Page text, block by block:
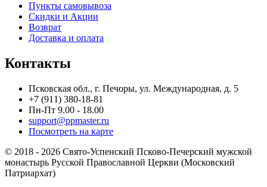
Пункты самовывоза
Скидки и Акции
Возврат
Доставка и оплата
Контакты
Псковская обл., г. Печоры, ул. Международная, д. 5
+7 (911) 380-18-81
Пн-Пт 9.00 - 18.00
support@ppmaster.ru
Посмотреть на карте
© 2018 - 2026 Свято-Успенский Псково-Печерский мужской
монастырь Русской Православной Церкви (Московский
Патриархат)